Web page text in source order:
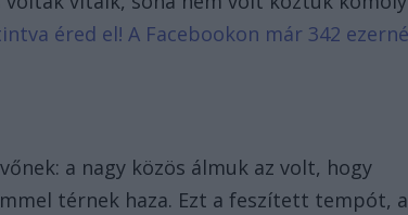
éred el! A Facebookon már 342
a nagy közös álmuk az volt, hogy
térnek haza. Ezt a feszített tempót, a